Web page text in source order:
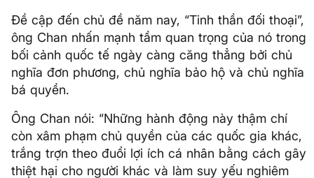
Đề cập đến chủ đề năm nay, “Tinh thần đối thoại”,
ông Chan nhấn mạnh tầm quan trọng của nó trong
bối cảnh quốc tế ngày càng căng thẳng bởi chủ
nghĩa đơn phương, chủ nghĩa bảo hộ và chủ nghĩa
bá quyền.
Ông Chan nói: “Những hành động này thậm chí
còn xâm phạm chủ quyền của các quốc gia khác,
trắng trợn theo đuổi lợi ích cá nhân bằng cách gây
thiệt hại cho người khác và làm suy yếu nghiêm